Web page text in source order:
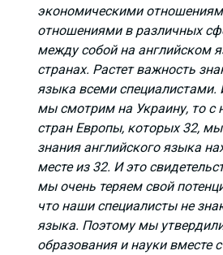
экономическими
отношениями в различных
между собой на английском
странах. Растет важность
языка всеми специалистами.
мы смотрим на Украину, то с
стран Европы, которых 32,
знания английского языка
месте из 32. И это
мы очень теряем свой
что наши специалисты не
языка. Поэтому мы
образования и науки вместе